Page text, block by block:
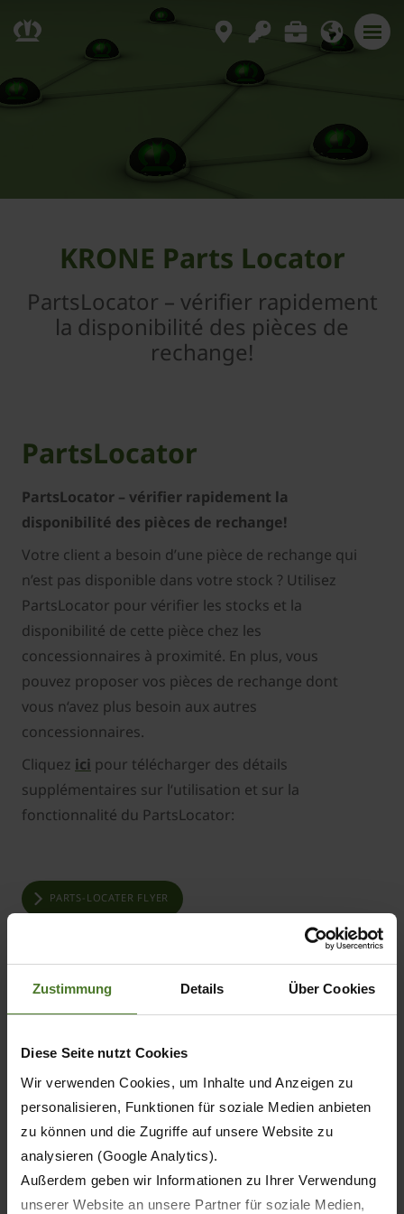
Zustimmung Details Über Cookies
Diese Seite nutzt Cookies
Wir verwenden Cookies, um Inhalte und Anzeigen zu
personalisieren, Funktionen für soziale Medien anbieten
zu können und die Zugriffe auf unsere Website zu
analysieren (Google Analytics).
Außerdem geben wir Informationen zu Ihrer Verwendung
unserer Website an unsere Partner für soziale Medien,
KRONE Parts Locator
PartsLocator – vérifier rapidement
la disponibilité des pièces de
rechange!
PartsLocator
PartsLocator – vérifier rapidement la
disponibilité des pièces de rechange!
Votre client a besoin d’une pièce de rechange qui
n’est pas disponible dans votre stock ? Utilisez
PartsLocator pour vérifier les stocks et la
disponibilité de cette pièce chez les
concessionnaires à proximité. En plus, vous
pouvez proposer vos pièces de rechange dont
vous n‘avez plus besoin aux autres
concessionnaires.
Cliquez ici pour télécharger des détails
supplémentaires sur l‘utilisation et sur la
fonctionnalité du PartsLocator:
PARTS-LOCATER FLYER